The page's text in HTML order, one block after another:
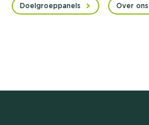
Doelgroeppanels Over ons